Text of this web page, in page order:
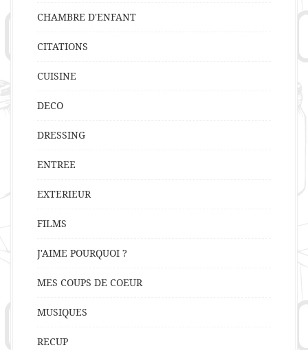
CHAMBRE D'ENFANT
CITATIONS
CUISINE
DECO
DRESSING
ENTREE
EXTERIEUR
FILMS
J'AIME POURQUOI ?
MES COUPS DE COEUR
MUSIQUES
RECUP